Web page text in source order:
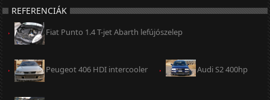
REFERENCIÁK
Fiat Punto 1.4 T-jet Abarth lefújószelep
Peugeot 406 HDI intercooler Audi S2 400hp